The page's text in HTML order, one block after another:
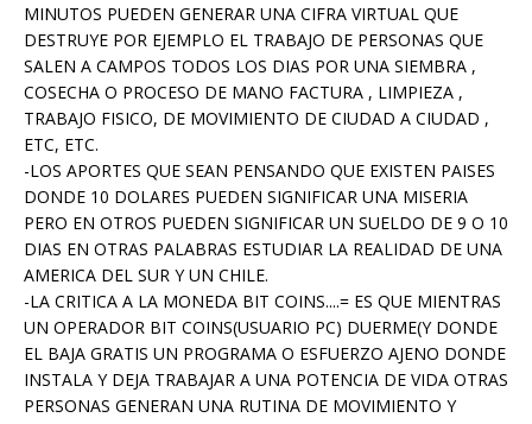
MINUTOS PUEDEN GENERAR UNA CIFRA VIRTUAL QUE
DESTRUYE POR EJEMPLO EL TRABAJO DE PERSONAS QUE
SALEN A CAMPOS TODOS LOS DIAS POR UNA SIEMBRA ,
COSECHA O PROCESO DE MANO FACTURA , LIMPIEZA ,
TRABAJO FISICO, DE MOVIMIENTO DE CIUDAD A CIUDAD ,
ETC, ETC.
-LOS APORTES QUE SEAN PENSANDO QUE EXISTEN PAISES
DONDE 10 DOLARES PUEDEN SIGNIFICAR UNA MISERIA
PERO EN OTROS PUEDEN SIGNIFICAR UN SUELDO DE 9 O 10
DIAS EN OTRAS PALABRAS ESTUDIAR LA REALIDAD DE UNA
AMERICA DEL SUR Y UN CHILE.
-LA CRITICA A LA MONEDA BIT COINS....= ES QUE MIENTRAS
UN OPERADOR BIT COINS(USUARIO PC) DUERME(Y DONDE
EL BAJA GRATIS UN PROGRAMA O ESFUERZO AJENO DONDE
INSTALA Y DEJA TRABAJAR A UNA POTENCIA DE VIDA OTRAS
PERSONAS GENERAN UNA RUTINA DE MOVIMIENTO Y